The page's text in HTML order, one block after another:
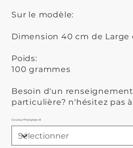
Sur le modèle:
Dimension 40 cm de
Poids:
100 grammes
Besoin d'un
particulière? n'hésitez pas
Couleur Plexiglass 🎨